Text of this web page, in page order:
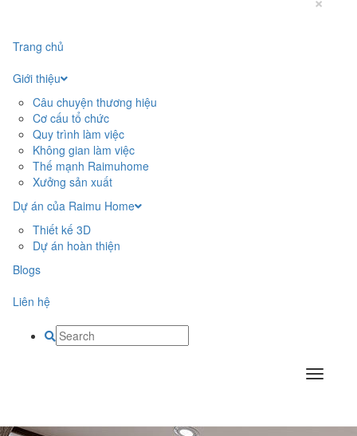
Trang chủ
Giới thiệu
Câu chuyện thương hiệu
Cơ cấu tổ chức
Quy trình làm việc
Không gian làm việc
Thế mạnh Raimuhome
Xưởng sản xuất
Dự án của Raimu Home
Thiết kế 3D
Dự án hoàn thiện
Blogs
Liên hệ